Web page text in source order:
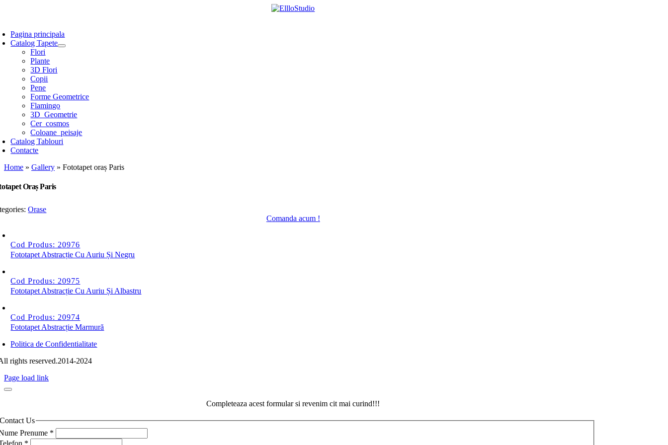
Pagina principala
Catalog Tapete
Flori
Plante
3D Flori
Copii
Pene
Forme Geometrice
Flamingo
3D_Geometrie
Cer_cosmos
Coloane_peisaje
Catalog Tablouri
Contacte
Home » Gallery » Fototapet oraș Paris
Oraș Paris
Orase
Comanda acum !
Cod Produs: 20976
Fototapet Abstracție Cu Auriu Și Negru
Cod Produs: 20975
Fototapet Abstracție Cu Auriu Și Albastru
Cod Produs: 20974
Fototapet Abstracție Marmură
Politica de Confidentialitate
rights reserved.2014-2024
Page load link
Completeaza acest formular si revenim cit mai curind!!!
Contact Us
Prenume *
*